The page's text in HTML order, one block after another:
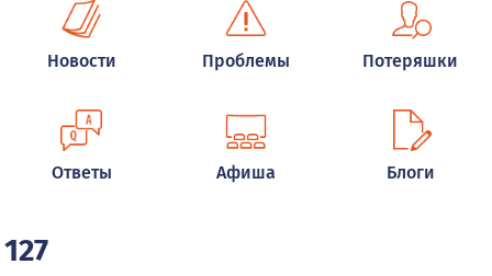
Новости Проблемы Потеряшки
Ответы Афиша Блоги
127